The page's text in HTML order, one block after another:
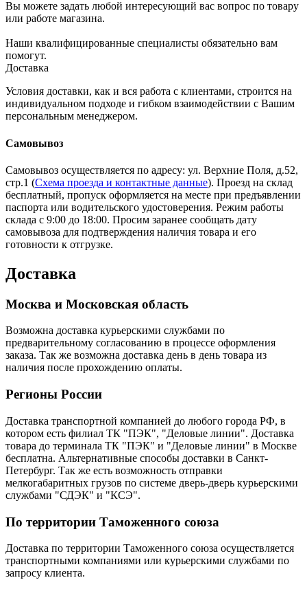
Вы можете задать любой интересующий вас вопрос по товару
или работе магазина.
Наши квалифицированные специалисты обязательно вам
помогут.
Доставка
Условия доставки, как и вся работа с клиентами, строится на
индивидуальном подходе и гибком взаимодействии с Вашим
персональным менеджером.
Самовывоз
Самовывоз осуществляется по адресу: ул. Верхние Поля, д.52,
стр.1 (Схема проезда и контактные данные). Проезд на склад
бесплатный, пропуск оформляется на месте при предъявлении
паспорта или водительского удостоверения. Режим работы
склада с 9:00 до 18:00. Просим заранее сообщать дату
самовывоза для подтверждения наличия товара и его
готовности к отгрузке.
Доставка
Москва и Московская область
Возможна доставка курьерскими службами по
предварительному согласованию в процессе оформления
заказа. Так же возможна доставка день в день товара из
наличия после прохождению оплаты.
Регионы России
Доставка транспортной компанией до любого города РФ, в
котором есть филиал ТК "ПЭК", "Деловые линии". Доставка
товара до терминала ТК "ПЭК" и "Деловые линии" в Москве
бесплатна. Альтернативные способы доставки в Санкт-
Петербург. Так же есть возможность отправки
мелкогабаритных грузов по системе дверь-дверь курьерскими
службами "СДЭК" и "КСЭ".
По территории Таможенного союза
Доставка по территории Таможенного союза осуществляется
транспортными компаниями или курьерскими службами по
запросу клиента.